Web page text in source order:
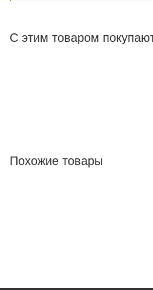
С этим товаром
Похожие товары